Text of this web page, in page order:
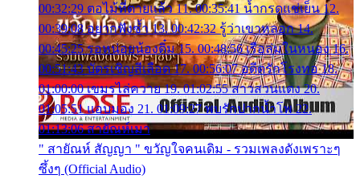
00:32:29 ตอไม้ที่ตายแล้ว 11. 00:35:41 น้ำกรดแช่เย็น 12.
00:39:08 อยากฟังซ้ำ 13. 00:42:32 รู้ว่าเขาหลอก 14.
00:45:25 รอหน่อยน้องติ๋ม 15. 00:48:56 เรือล่มในหนอง 16.
00:51:43 บัตรเชิญสีเลือด 17. 00:56:07 อดีตรักโรงทอ 18.
01:00:00 เขมรไล่ควาย 19. 01:02:55 สาวสวนแตง 20.
01:05:51 แอบมอง 21. 01:09:27 พบรักปากน้ำโพ 22.
01:13:06 สายัณห์เมา
" สายัณห์ สัญญา " ขวัญใจคนเดิม - รวมเพลงดังเพราะๆ
ซึ้งๆ (Official Audio)